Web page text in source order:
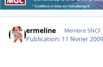
ermeline Membre SNCF
Publication: 11 février 2009